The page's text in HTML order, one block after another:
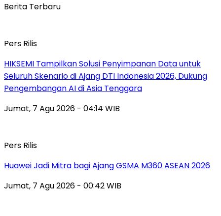
Berita Terbaru
Pers Rilis
HIKSEMI Tampilkan Solusi Penyimpanan Data untuk
Seluruh Skenario di Ajang DTI Indonesia 2026, Dukung
Pengembangan AI di Asia Tenggara
Jumat, 7 Agu 2026 - 04:14 WIB
Pers Rilis
Huawei Jadi Mitra bagi Ajang GSMA M360 ASEAN 2026
Jumat, 7 Agu 2026 - 00:42 WIB